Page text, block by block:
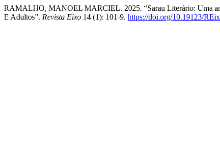
RAMALHO, MANOEL MARCIEL. 2025. “Sarau Literário: Uma
E Adultos”. Revista Eixo 14 (1): 101-9. https://doi.org/10.19123/